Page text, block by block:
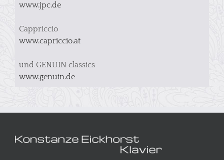
www.jpc.de
Cappriccio
www.capriccio.at
und GENUIN classics
www.genuin.de